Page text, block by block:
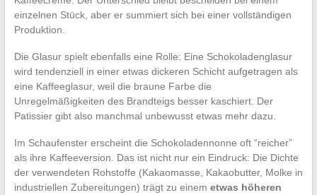
einzelnen Stück, aber er summiert sich bei einer vollständigen
Produktion.
Die Glasur spielt ebenfalls eine Rolle: Eine Schokoladenglasur
wird tendenziell in einer etwas dickeren Schicht aufgetragen als
eine Kaffeeglasur, weil die braune Farbe die
Unregelmäßigkeiten des Brandteigs besser kaschiert. Der
Patissier gibt also manchmal unbewusst etwas mehr dazu.
Im Schaufenster erscheint die Schokoladennonne oft “reicher”
als ihre Kaffeeversion. Das ist nicht nur ein Eindruck: Die Dichte
der verwendeten Rohstoffe (Kakaomasse, Kakaobutter, Molke in
industriellen Zubereitungen) trägt zu einem etwas höheren